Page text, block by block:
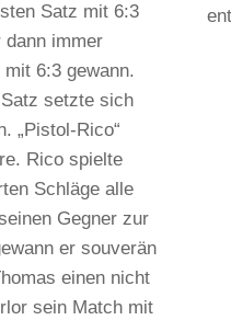
Satz mit 6:3
dann immer
6:3 gewann.
setzte sich
„Pistol-Rico“
Rico spielte
Schläge alle
Gegner zur
er souverän
einen nicht
sein Match mit